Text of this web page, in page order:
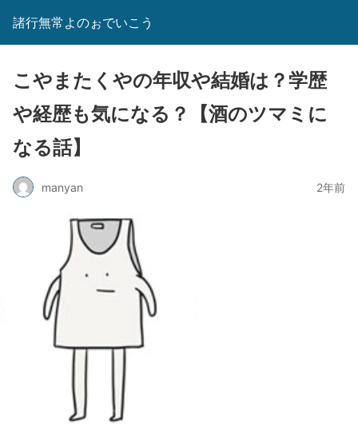
諸行無常よのぉでいこう
こやまたくやの年収や結婚は？学歴
や経歴も気になる？【酒のツマミに
なる話】
manyan 2年前